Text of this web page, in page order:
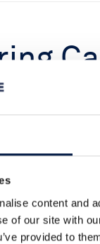
content and
of our site with
provided to
2022/